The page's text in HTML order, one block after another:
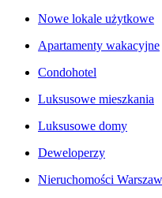
Nowe lokale użytkowe
Apartamenty wakacyjne
Condohotel
Luksusowe mieszkania
Luksusowe domy
Deweloperzy
Nieruchomości